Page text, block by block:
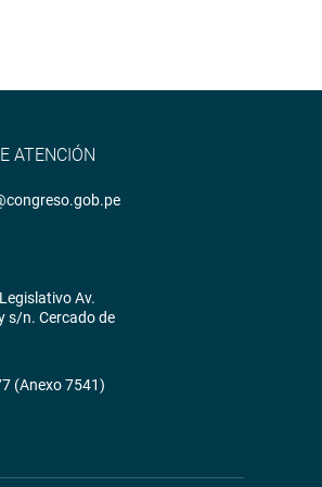
ATENCIÓN
Av.
s/n. Cercado de
(Anexo 7541)